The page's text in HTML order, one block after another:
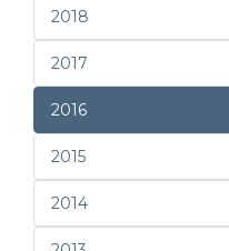
2018
2017
2016
2015
2014